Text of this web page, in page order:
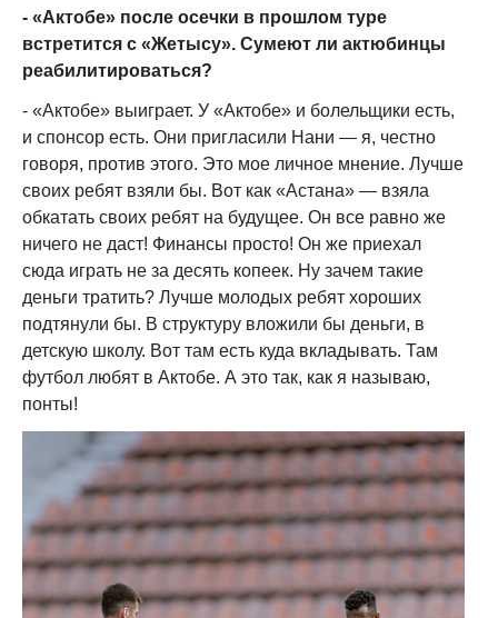
- «Актобе» после осечки в прошлом туре
встретится с «Жетысу». Сумеют ли актюбинцы
реабилитироваться?
- «Актобе» выиграет. У «Актобе» и болельщики есть,
и спонсор есть. Они пригласили Нани — я, честно
говоря, против этого. Это мое личное мнение. Лучше
своих ребят взяли бы. Вот как «Астана» — взяла
обкатать своих ребят на будущее. Он все равно же
ничего не даст! Финансы просто! Он же приехал
сюда играть не за десять копеек. Ну зачем такие
деньги тратить? Лучше молодых ребят хороших
подтянули бы. В структуру вложили бы деньги, в
детскую школу. Вот там есть куда вкладывать. Там
футбол любят в Актобе. А это так, как я называю,
понты!